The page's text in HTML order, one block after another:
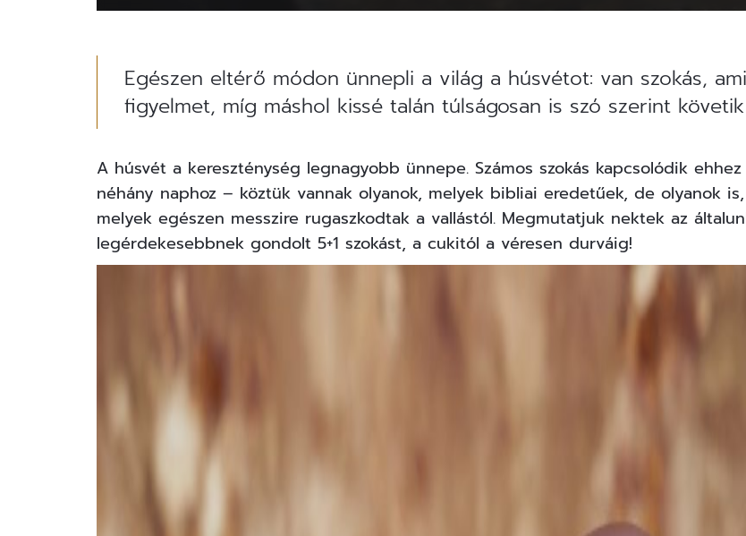
Egészen eltérő módon ünnepli a világ a húsvétot: van szokás,
figyelmet, míg máshol kissé talán túlságosan is szó szerint
A húsvét a kereszténység legnagyobb ünnepe. Számos szokás kapcsolódik
néhány naphoz – köztük vannak olyanok, melyek bibliai eredetűek, de olyanok is,
melyek egészen messzire rugaszkodtak a vallástól. Megmutatjuk nektek az
legérdekesebbnek gondolt 5+1 szokást, a cukitól a véresen durváig!